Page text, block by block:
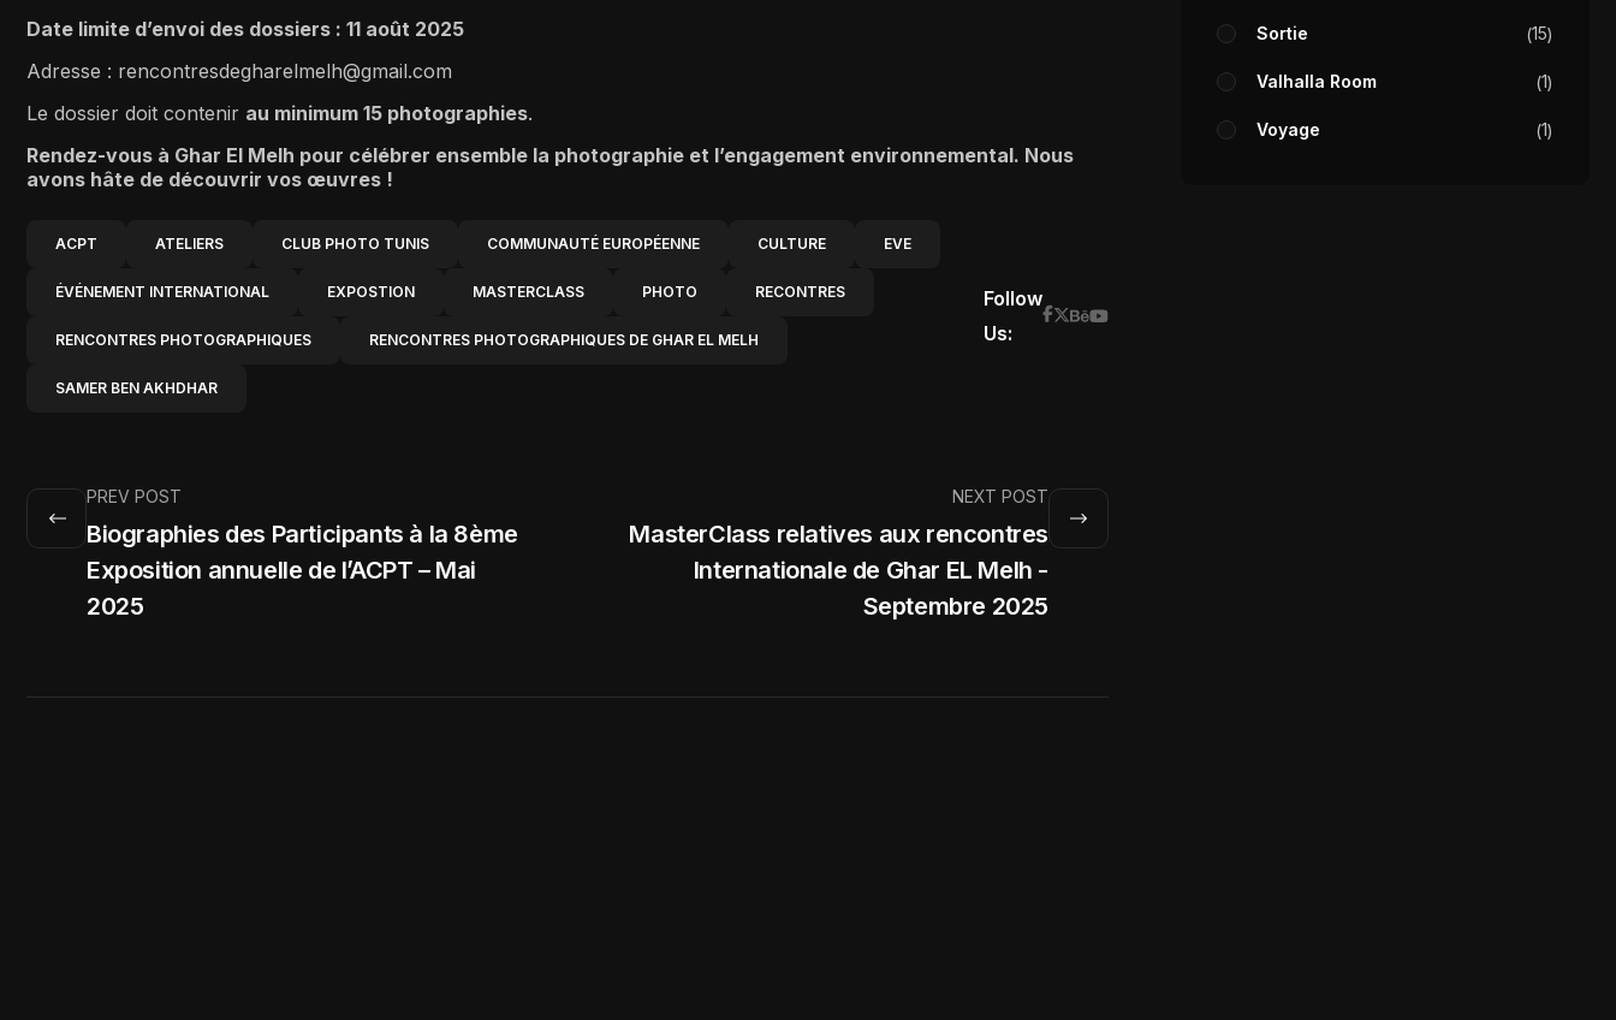
Date limite d’envoi des dossiers : 11 août 2025
Adresse : rencontresdegharelmelh@gmail.com
Le dossier doit contenir au minimum 15 photographies.
Rendez-vous à Ghar El Melh pour célébrer ensemble la photographie et l’engagement environnemental. Nous
avons hâte de découvrir vos œuvres !
ACPT ATELIERS CLUB PHOTO TUNIS COMMUNAUTÉ EUROPÉENNE CULTURE EVE
ÉVÉNEMENT INTERNATIONAL EXPOSTION MASTERCLASS PHOTO RECONTRES
RENCONTRES PHOTOGRAPHIQUES RENCONTRES PHOTOGRAPHIQUES DE GHAR EL MELH
SAMER BEN AKHDHAR
Follow
Us:
PREV POST
Biographies des Participants à la 8ème
Exposition annuelle de l’ACPT – Mai
2025
NEXT POST
MasterClass relatives aux rencontres
Internationale de Ghar EL Melh -
Septembre 2025
Sortie 15
Valhalla Room 1
Voyage 1